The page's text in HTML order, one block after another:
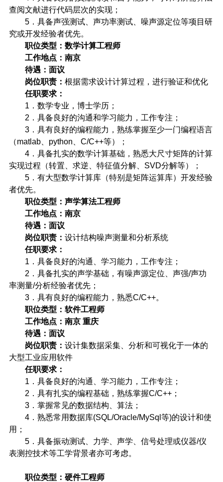
查阅文献进行代码层次的实现；
5 ．具备声强测试、声功率测试、噪声源定位等项目研
究或开发经验者优先。
职位类型：数学计算工程师
工作地点：南京
待遇：面议
岗位职责： 根据需求设计计算过程，进行验证和优化
任职要求：
1 ．数学专业，博士学历；
2 ．具备良好的沟通和学习能力，工作专注；
3 ．具有良好的编程能力，熟练掌握至少一门编程语言
（matlab python C/C++等）；
4 ．具备扎实的数学计算基础，熟悉大尺寸矩阵的计算
实现过程（转置、求逆、特征值分解、 SVD分解等）；
5 ．有大型数学计算库（特别是矩阵运算库）开发经验
者优先。
职位类型：声学算法工程师
工作地点：南京
待遇：面议
岗位职责： 设计结构噪声测量和分析系统
任职要求：
1 ．具备良好的沟通、学习能力，工作专注；
2 ．具备扎实的声学基础，有噪声源定位、声强/声功
率测量/分析经验者优先；
3 ．具有良好的编程能力，熟悉C/C++。
职位类型：软件工程师
工作地点：南京 重庆
待遇：面议
岗位职责： 设计集数据采集、分析和可视化于一体的
大型工业应用软件
任职要求：
1 ．具备良好的沟通、学习能力，工作专注；
2 ．具有扎实的编程基础，熟练掌握C/C++ ；
3 ．掌握常见的数据结构、算法；
4 ．熟悉常用数据库(SQL/Oracle/MySql 等)的设计和使
用；
5 ．具备振动测试、力学、声学、信号处理或仪器/仪
表测控技术等工学背景者亦可考虑。
职位类型：硬件工程师